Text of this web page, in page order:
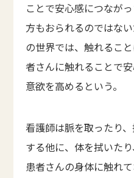
ことで安心感につなが
方もおられるのではな
の世界では、触れるこ
者さんに触れることで
意欲を高めるという。
看護師は脈を取ったり
する他に、体を拭いた
患者さんの身体に触れ